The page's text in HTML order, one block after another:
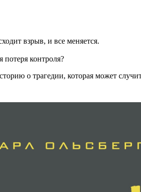
взрыв, и все меняется.
потеря контроля?
о трагедии, которая может